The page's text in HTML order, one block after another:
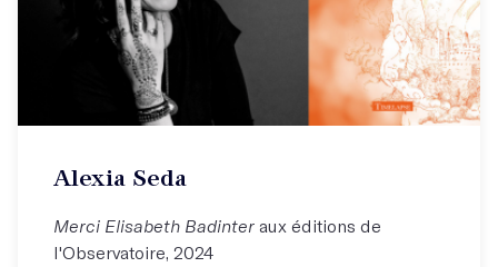
Alexia Seda
Merci Elisabeth Badinter aux éditions de
l'Observatoire, 2024